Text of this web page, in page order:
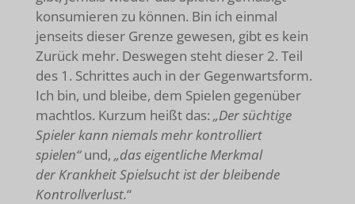
konsumieren zu können. Bin ich einmal
jenseits dieser Grenze gewesen, gibt es kein
Zurück mehr. Deswegen steht dieser 2. Teil
des 1. Schrittes auch in der Gegenwartsform.
Ich bin, und bleibe, dem Spielen gegenüber
machtlos. Kurzum heißt das: „Der süchtige
Spieler kann niemals mehr kontrolliert
spielen“und, „das eigentliche Merkmal
der Krankheit Spielsucht ist der bleibende
Kontrollverlust.“